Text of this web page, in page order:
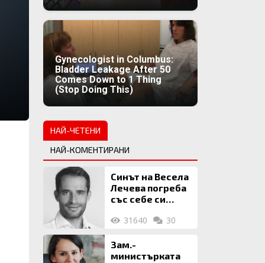
Gynecologist in Columbus:
Bladder Leakage After 50
Comes Down to 1 Thing
(Stop Doing This)
НАЙ-ЧЕТЕНИ
НАЙ-КОМЕНТИРАНИ
Синът на Весела
Лечева погреба
със себе си
млн. евро
31640 30
Зам.-
министърката